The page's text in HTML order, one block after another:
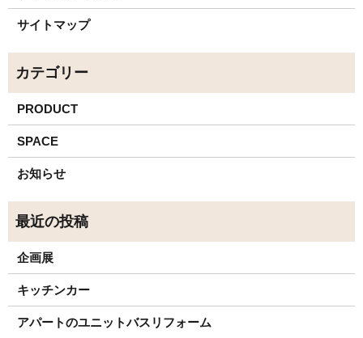
サイトマップ
PRODUCT
SPACE
お知らせ
企画展
キッチンカー
アパートのユニットバスリフォーム